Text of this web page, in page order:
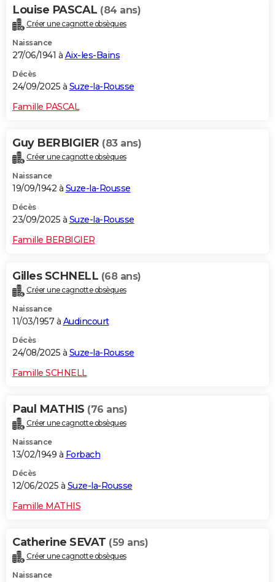
Louise PASCAL (84 ans)
Créer une cagnotte obsèques
Naissance
27/06/1941 à Aix-les-Bains
Décès
24/09/2025 à Suze-la-Rousse
Famille PASCAL
Guy BERBIGIER (83 ans)
Créer une cagnotte obsèques
Naissance
19/09/1942 à Suze-la-Rousse
Décès
23/09/2025 à Suze-la-Rousse
Famille BERBIGIER
Gilles SCHNELL (68 ans)
Créer une cagnotte obsèques
Naissance
11/03/1957 à Audincourt
Décès
24/08/2025 à Suze-la-Rousse
Famille SCHNELL
Paul MATHIS (76 ans)
Créer une cagnotte obsèques
Naissance
13/02/1949 à Forbach
Décès
12/06/2025 à Suze-la-Rousse
Famille MATHIS
Catherine SEVAT (59 ans)
Créer une cagnotte obsèques
Naissance